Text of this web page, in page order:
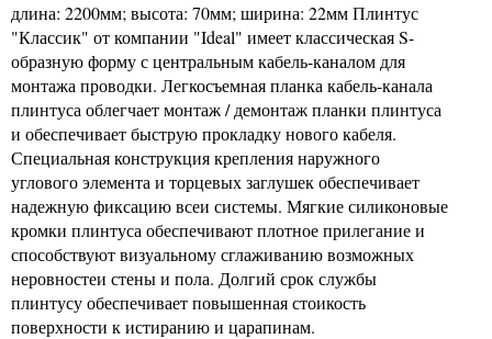
длина: 2200мм; высота: 70мм; ширина: 22мм Плинтус
"Классик" от компании "Ideal" имеет классическая S-
образную форму с центральным кабель-каналом для
монтажа проводки. Легкосъемная планка кабель-канала
плинтуса облегчает монтаж / демонтаж планки плинтуса
и обеспечивает быструю прокладку нового кабеля.
Специальная конструкция крепления наружного
углового элемента и торцевых заглушек обеспечивает
надежную фиксацию всеи системы. Мягкие силиконовые
кромки плинтуса обеспечивают плотное прилегание и
способствуют визуальному сглаживанию возможных
неровностеи стены и пола. Долгий срок службы
плинтусу обеспечивает повышенная стоикость
поверхности к истиранию и царапинам.